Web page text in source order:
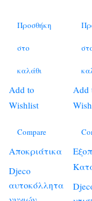
Προσθήκη
στο
καλάθι
Add to
Wishlist
Compare
Αποκριάτικα
Djeco
αυτοκόλλητα
Add